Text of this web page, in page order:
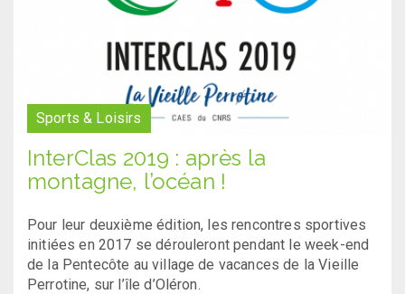
Sports & Loisirs
InterClas 2019 : après la
montagne, l’océan !
Pour leur deuxième édition, les rencontres sportives
initiées en 2017 se dérouleront pendant le week-end
de la Pentecôte au village de vacances de la Vieille
Perrotine, sur l’île d’Oléron.